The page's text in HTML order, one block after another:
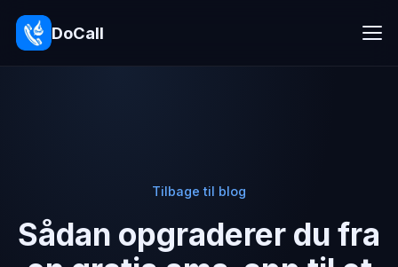
DoCall
Tilbage til blog
Sådan opgraderer du fra